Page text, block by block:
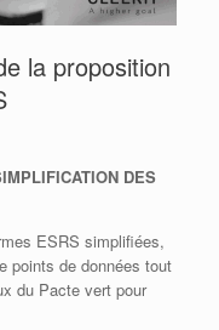
la proposition
DES
ESRS simplifiées,
points de données tout
du Pacte vert pour